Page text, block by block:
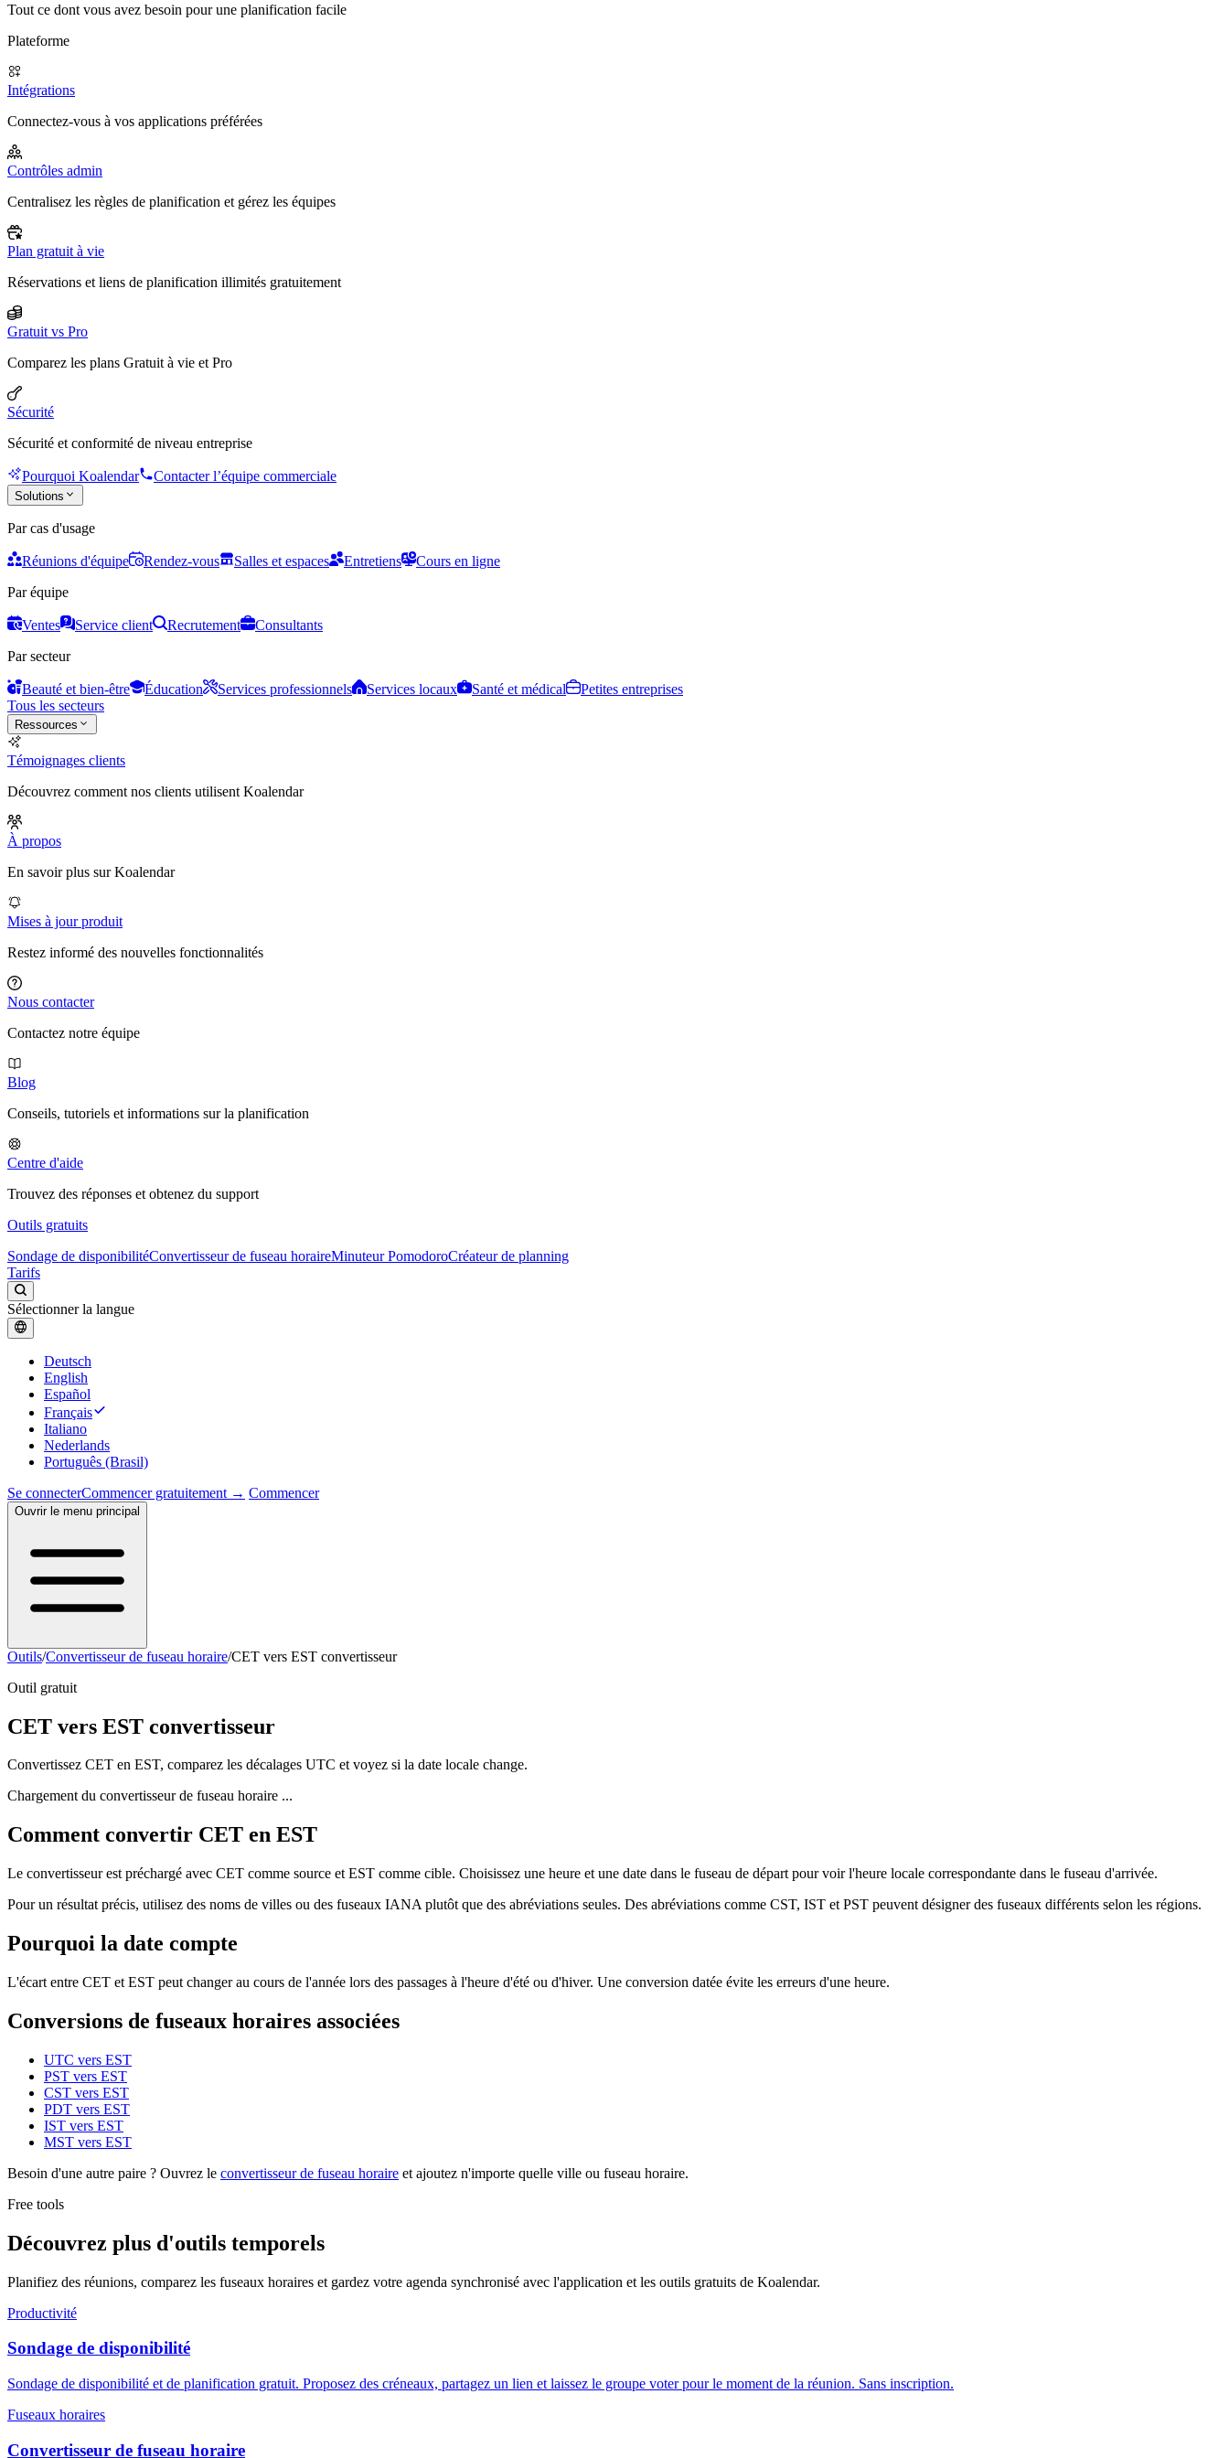
Tout ce dont vous avez besoin pour une planification facile
Plateforme
Intégrations
Connectez-vous à vos applications préférées
Contrôles admin
Centralisez les règles de planification et gérez les équipes
Plan gratuit à vie
Réservations et liens de planification illimités gratuitement
Gratuit vs Pro
Comparez les plans Gratuit à vie et Pro
Sécurité
Sécurité et conformité de niveau entreprise
Pourquoi Koalendar Contacter l’équipe commerciale
Solutions
Par cas d'usage
Réunions d'équipe Rendez-vous Salles et espaces Entretiens
Cours en ligne
Par équipe
Ventes Service client Recrutement
Consultants
Par secteur
Beauté et bien-être Éducation Services professionnels Services locaux Santé et médical
Petites entreprises
Tous les secteurs
Ressources
Témoignages clients
Découvrez comment nos clients utilisent Koalendar
À propos
En savoir plus sur Koalendar
Mises à jour produit
Restez informé des nouvelles fonctionnalités
Nous contacter
Contactez notre équipe
Blog
Conseils, tutoriels et informations sur la planification
Centre d'aide
Trouvez des réponses et obtenez du support
Outils gratuits
Sondage de disponibilitéConvertisseur de fuseau horaireMinuteur PomodoroCréateur de planning
Tarifs
Sélectionner la langue
Deutsch
English
Español
Français
Italiano
Nederlands
Português (Brasil)
Se connecterCommencer gratuitement → Commencer
Ouvrir le menu principal
Outils/Convertisseur de fuseau horaire/CET vers EST convertisseur
Outil gratuit
CET vers EST convertisseur
Convertissez CET en EST, comparez les décalages UTC et voyez si la date locale change.
Chargement du convertisseur de fuseau horaire ...
Comment convertir CET en EST
Le convertisseur est préchargé avec CET comme source et EST comme cible. Choisissez une heure et une date dans le fuseau de départ pour voir l'heure locale correspondante dans le fuseau d'arrivée.
Pour un résultat précis, utilisez des noms de villes ou des fuseaux IANA plutôt que des abréviations seules. Des abréviations comme CST, IST et PST peuvent désigner des fuseaux différents selon les régions.
Pourquoi la date compte
L'écart entre CET et EST peut changer au cours de l'année lors des passages à l'heure d'été ou d'hiver. Une conversion datée évite les erreurs d'une heure.
Conversions de fuseaux horaires associées
UTC vers EST
PST vers EST
CST vers EST
PDT vers EST
IST vers EST
MST vers EST
Besoin d'une autre paire ? Ouvrez le convertisseur de fuseau horaire et ajoutez n'importe quelle ville ou fuseau horaire.
Free tools
Découvrez plus d'outils temporels
Planifiez des réunions, comparez les fuseaux horaires et gardez votre agenda synchronisé avec l'application et les outils gratuits de Koalendar.
Productivité
Sondage de disponibilité
Sondage de disponibilité et de planification gratuit. Proposez des créneaux, partagez un lien et laissez le groupe voter pour le moment de la réunion. Sans inscription.
Fuseaux horaires
Convertisseur de fuseau horaire